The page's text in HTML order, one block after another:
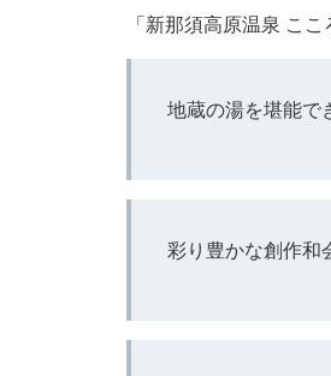
「新那須高原温泉 こ
地蔵の湯を堪能で
彩り豊かな創作和